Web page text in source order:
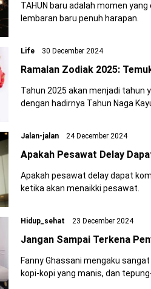
TAHUN baru adalah momen
lembaran baru penuh harapan.
Life 30 December 2024
Ramalan Zodiak 2025:
Tahun 2025 akan menjadi
dengan hadirnya Tahun Naga
Jalan-jalan 24 December 2024
Apakah Pesawat Delay
Apakah pesawat delay dapat
ketika akan menaikki pesawat.
Hidup_sehat 23 December 2024
Jangan Sampai Terkena
Fanny Ghassani mengaku
kopi-kopi yang manis, dan